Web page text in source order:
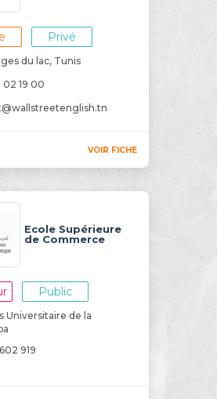
Privé
du lac, Tunis
02 19 00
VOIR FICHE
Ecole Supérieure
de Commerce
Electronique
Public
Universitaire de la
919